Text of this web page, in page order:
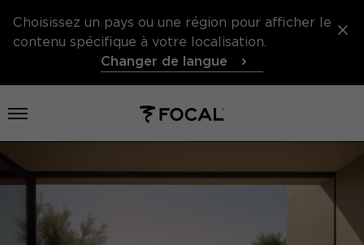
Choisissez un pays ou une région pour afficher le
contenu spécifique à votre localisation.
Changer de langue
Ouvrir le menu